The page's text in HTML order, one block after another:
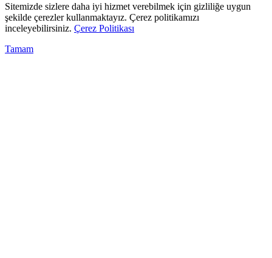
Sitemizde sizlere daha iyi hizmet verebilmek için gizliliğe uygun
şekilde çerezler kullanmaktayız. Çerez politikamızı
inceleyebilirsiniz. Çerez Politikası
Tamam